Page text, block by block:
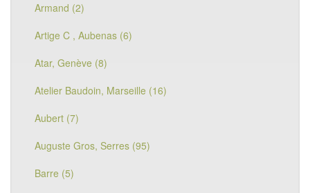
Armand (2)
Artige C , Aubenas (6)
Atar, Genève (8)
Atelier Baudoin, Marseille (16)
Aubert (7)
Auguste Gros, Serres (95)
Barre (5)